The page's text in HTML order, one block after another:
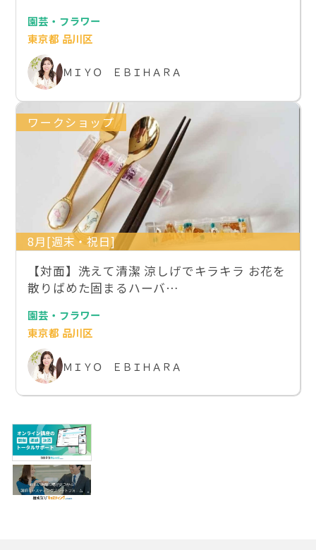
園芸・フラワー
東京都 品川区
ＭＩＹＯ ＥＢＩＨＡＲＡ
ワークショップ
8月[週末・祝日]
【対面】洗えて清潔 涼しげでキラキラ お花を
散りばめた固まるハーバ…
園芸・フラワー
東京都 品川区
ＭＩＹＯ ＥＢＩＨＡＲＡ